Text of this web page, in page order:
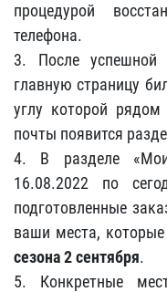
процедурой
телефона.
3. После успешной
главную страницу
углу которой
почты появится
4. В разделе
16.08.2022 по
подготовленные
ваши места,
сезона 2 сентября.
5. Конкретные